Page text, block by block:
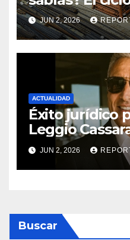
materiales de
revoluciona
proyectos
JUN 2, 2026
ACTUALIDAD
Éxito jurídico
Leggio
JUN 2, 2026
Buscar